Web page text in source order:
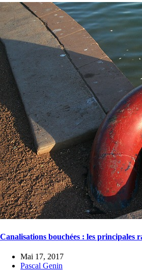
Canalisations bouchées : les principales
Mai 17, 2017
Pascal Genin